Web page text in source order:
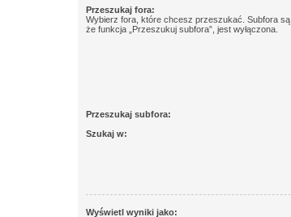
Przeszukaj fora:
Wybierz fora, które chcesz przeszukać. Subfora
że funkcja „Przeszukuj subfora”, jest wyłączona.
Przeszukaj subfora:
Szukaj w:
Wyświetl wyniki jako: